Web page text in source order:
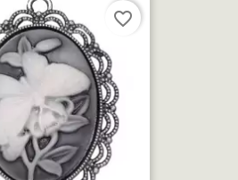
favorite_border